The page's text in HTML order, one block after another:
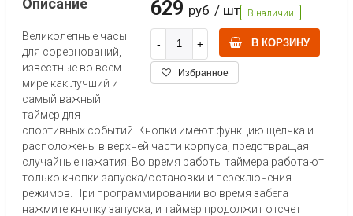
629 руб / шт В наличии
В КОРЗИНУ
Избранное
Описание
Великолепные часы
для соревнований,
известные во всем
мире как лучший и
самый важный
таймер для
спортивных событий. Кнопки имеют функцию щелчка и
расположены в верхней части корпуса, предотвращая
случайные нажатия. Во время работы таймера работают
только кнопки запуска/остановки и переключения
режимов. При программировании во время забега
нажмите кнопку запуска, и таймер продолжит отсчет